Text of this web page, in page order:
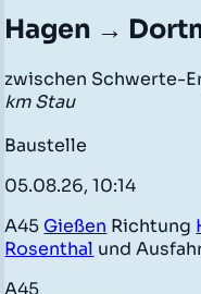
Hagen →
zwischen Schwerte-
km Stau
Baustelle
05.08.26, 10:14
A45 Gießen Richtung
Rosenthal und
A45